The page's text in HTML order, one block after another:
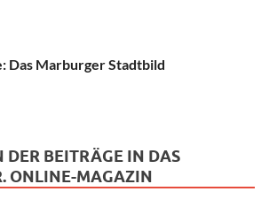
Das Marburger Stadtbild
DER BEITRÄGE IN DAS
ONLINE-MAGAZIN